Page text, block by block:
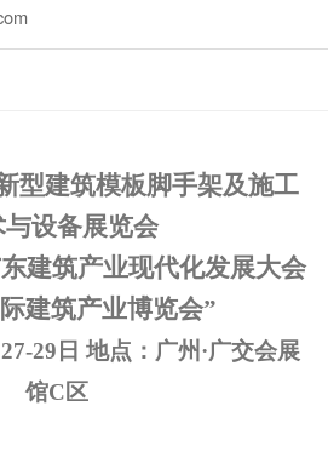
型建筑模板脚手架及施工
与设备展览会
建筑产业现代化发展大会
建筑产业博览会”
27-29 日 地点：广州·广交会展
馆C区